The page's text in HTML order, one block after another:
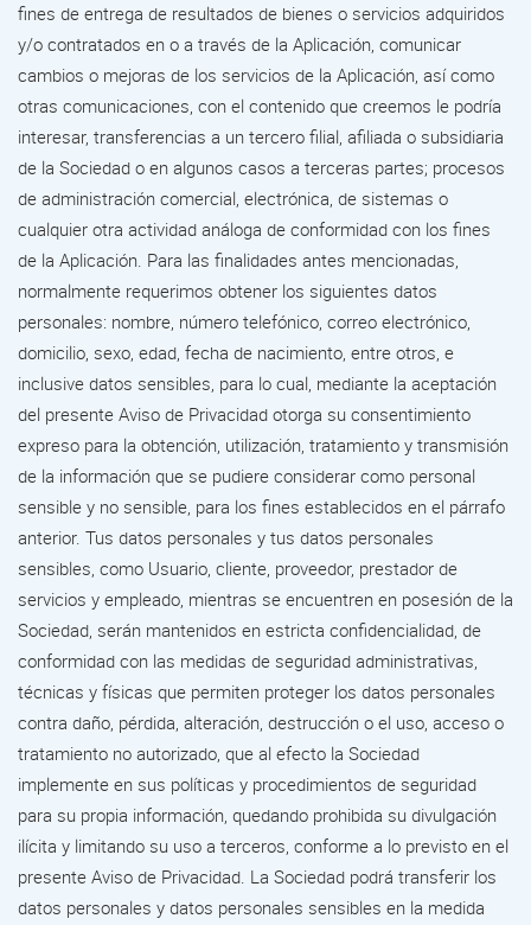
fines de entrega de resultados de bienes o servicios adquiridos
y/o contratados en o a través de la Aplicación, comunicar
cambios o mejoras de los servicios de la Aplicación, así como
otras comunicaciones, con el contenido que creemos le podría
interesar, transferencias a un tercero filial, afiliada o subsidiaria
de la Sociedad o en algunos casos a terceras partes; procesos
de administración comercial, electrónica, de sistemas o
cualquier otra actividad análoga de conformidad con los fines
de la Aplicación. Para las finalidades antes mencionadas,
normalmente requerimos obtener los siguientes datos
personales: nombre, número telefónico, correo electrónico,
domicilio, sexo, edad, fecha de nacimiento, entre otros, e
inclusive datos sensibles, para lo cual, mediante la aceptación
del presente Aviso de Privacidad otorga su consentimiento
expreso para la obtención, utilización, tratamiento y transmisión
de la información que se pudiere considerar como personal
sensible y no sensible, para los fines establecidos en el párrafo
anterior. Tus datos personales y tus datos personales
sensibles, como Usuario, cliente, proveedor, prestador de
servicios y empleado, mientras se encuentren en posesión de la
Sociedad, serán mantenidos en estricta confidencialidad, de
conformidad con las medidas de seguridad administrativas,
técnicas y físicas que permiten proteger los datos personales
contra daño, pérdida, alteración, destrucción o el uso, acceso o
tratamiento no autorizado, que al efecto la Sociedad
implemente en sus políticas y procedimientos de seguridad
para su propia información, quedando prohibida su divulgación
ilícita y limitando su uso a terceros, conforme a lo previsto en el
presente Aviso de Privacidad. La Sociedad podrá transferir los
datos personales y datos personales sensibles en la medida